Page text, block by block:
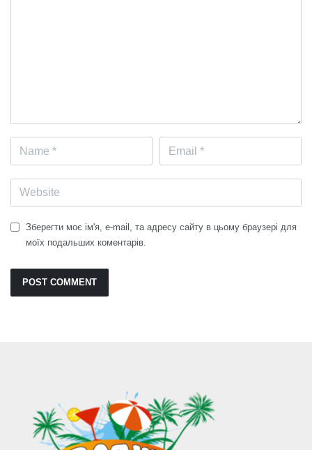
Зберегти моє ім'я, e-mail, та адресу сайту в цьому браузері для
моїх подальших коментарів.